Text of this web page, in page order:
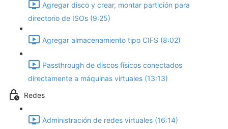
Agregar disco y crear, montar partición para
directorio de ISOs (9:25)
Agregar almacenamiento tipo CIFS (8:02)
Passthrough de discos físicos conectados
directamente a máquinas virtuales (13:13)
Redes
Administración de redes virtuales (16:14)